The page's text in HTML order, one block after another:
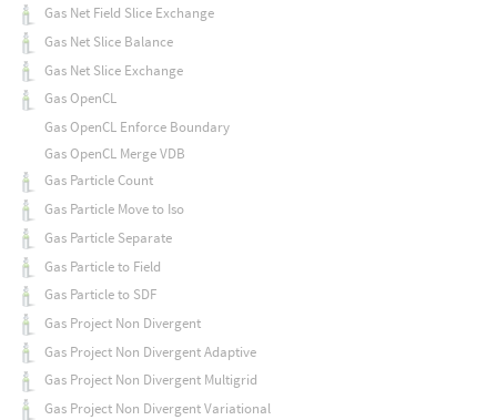
Gas Net Field Slice Exchange
Gas Net Slice Balance
Gas Net Slice Exchange
Gas OpenCL
Gas OpenCL Enforce Boundary
Gas OpenCL Merge VDB
Gas Particle Count
Gas Particle Move to Iso
Gas Particle Separate
Gas Particle to Field
Gas Particle to SDF
Gas Project Non Divergent
Gas Project Non Divergent Adaptive
Gas Project Non Divergent Multigrid
Gas Project Non Divergent Variational